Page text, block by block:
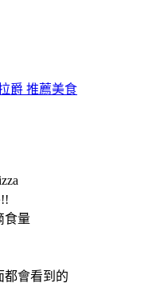
爵 推薦美食
食量
都會看到的